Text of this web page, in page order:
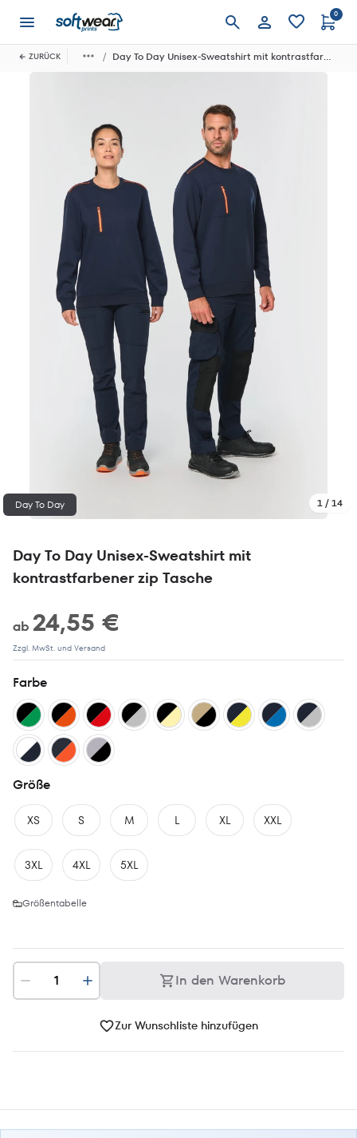
Anmelden
0
ZURÜCK Day To Day Unisex-Sweatshirt mit kontrastfarbener zip Tasche
1 / 14
Day To Day
Day To Day Unisex-Sweatshirt mit
kontrastfarbener zip Tasche
ab 24,55 €
Zzgl. MwSt. und Versand
Farbe
Größe
XS S M L XL XXL
3XL 4XL 5XL
Größentabelle
In den Warenkorb
Zur Wunschliste hinzufügen